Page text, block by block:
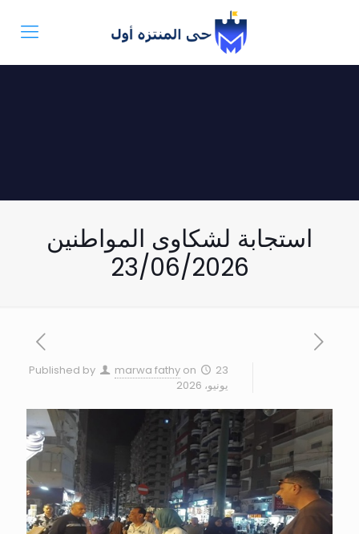
استجابة لشكاوى المواطنين
23/06/2026
Published by marwa fathy on
23
يونيو، 2026